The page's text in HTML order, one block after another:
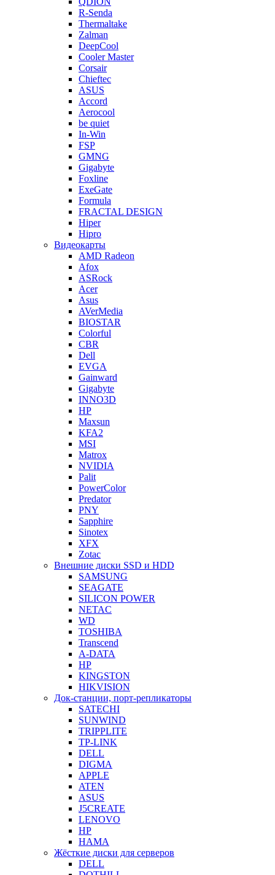
R-Senda
Thermaltake
Zalman
DeepCool
Cooler Master
Corsair
Chieftec
ASUS
Accord
Aerocool
be quiet
In-Win
FSP
GMNG
Gigabyte
Foxline
ExeGate
Formula
FRACTAL DESIGN
Hiper
Hipro
Видеокарты
AMD Radeon
Afox
ASRock
Acer
Asus
AVerMedia
BIOSTAR
Colorful
CBR
Dell
EVGA
Gainward
Gigabyte
INNO3D
HP
Maxsun
KFA2
MSI
Matrox
NVIDIA
Palit
PowerColor
Predator
PNY
Sapphire
Sinotex
XFX
Zotac
Внешние диски SSD и HDD
SAMSUNG
SEAGATE
SILICON POWER
NETAC
WD
TOSHIBA
Transcend
A-DATA
HP
KINGSTON
HIKVISION
Док-станции, порт-репликаторы
SATECHI
SUNWIND
TRIPPLITE
TP-LINK
DELL
DIGMA
APPLE
ATEN
ASUS
J5CREATE
LENOVO
HP
HAMA
Жёсткие диски для серверов
DELL